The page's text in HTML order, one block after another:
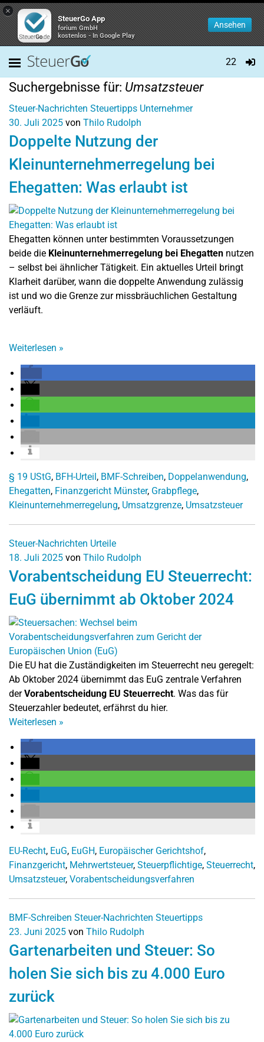
×
SteuerGo App
forium GmbH
kostenlos - In Google Play
Ansehen
22
Suchergebnisse für: Umsatzsteuer
Steuer-Nachrichten Steuertipps Unternehmer
30. Juli 2025 von Thilo Rudolph
Doppelte Nutzung der
Kleinunternehmerregelung bei
Ehegatten: Was erlaubt ist
Ehegatten können unter bestimmten Voraussetzungen
beide die Kleinunternehmerregelung bei Ehegatten nutzen
– selbst bei ähnlicher Tätigkeit. Ein aktuelles Urteil bringt
Klarheit darüber, wann die doppelte Anwendung zulässig
ist und wo die Grenze zur missbräuchlichen Gestaltung
verläuft.
Weiterlesen »
§ 19 UStG, BFH-Urteil, BMF-Schreiben, Doppelanwendung,
Ehegatten, Finanzgericht Münster, Grabpflege,
Kleinunternehmerregelung, Umsatzgrenze, Umsatzsteuer
Steuer-Nachrichten Urteile
18. Juli 2025 von Thilo Rudolph
Vorabentscheidung EU Steuerrecht:
EuG übernimmt ab Oktober 2024
Die EU hat die Zuständigkeiten im Steuerrecht neu geregelt:
Ab Oktober 2024 übernimmt das EuG zentrale Verfahren
derVorabentscheidung EU Steuerrecht. Was das für
Steuerzahler bedeutet, erfährst du hier.
Weiterlesen »
EU-Recht, EuG, EuGH, Europäischer Gerichtshof,
Finanzgericht, Mehrwertsteuer, Steuerpflichtige, Steuerrecht,
Umsatzsteuer, Vorabentscheidungsverfahren
BMF-Schreiben Steuer-Nachrichten Steuertipps
23. Juni 2025 von Thilo Rudolph
Gartenarbeiten und Steuer: So
holen Sie sich bis zu 4.000 Euro
zurück